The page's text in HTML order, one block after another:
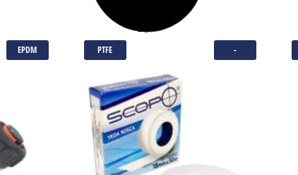
EPDM PTFE -